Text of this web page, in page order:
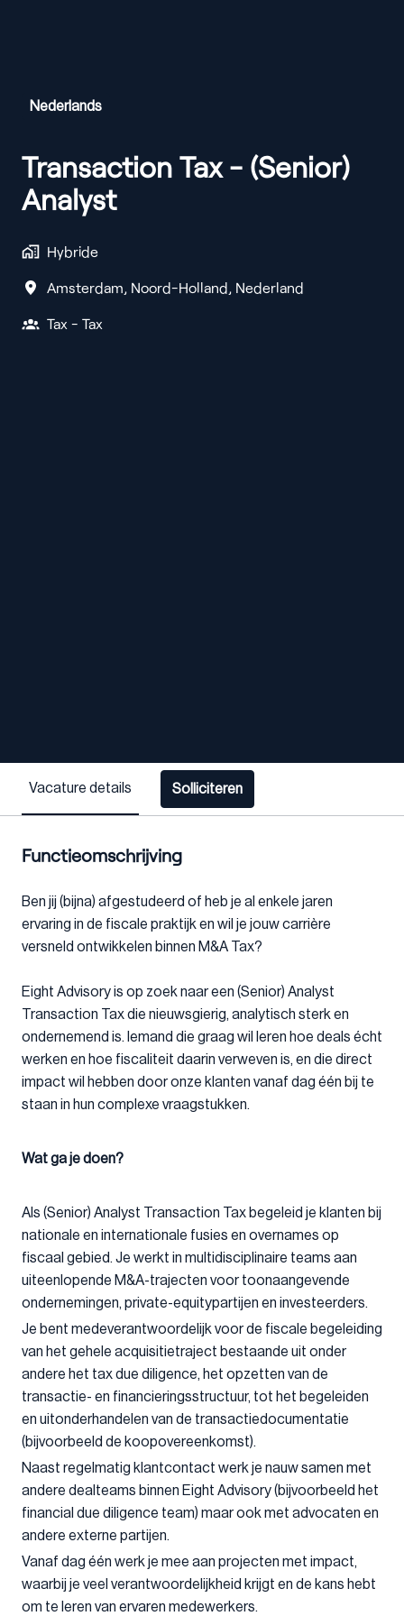
Nederlands
Transaction Tax - (Senior)
Analyst
Hybride
Amsterdam, Noord-Holland, Nederland
Tax - Tax
Vacature details Solliciteren
Functieomschrijving
Ben jij (bijna) afgestudeerd of heb je al enkele jaren
ervaring in de fiscale praktijk en wil je jouw carrière
versneld ontwikkelen binnen M&A Tax?
Eight Advisory is op zoek naar een (Senior) Analyst
Transaction Tax die nieuwsgierig, analytisch sterk en
ondernemend is. Iemand die graag wil leren hoe deals écht
werken en hoe fiscaliteit daarin verweven is, en die direct
impact wil hebben door onze klanten vanaf dag één bij te
staan in hun complexe vraagstukken.
Wat ga je doen?
Als (Senior) Analyst Transaction Tax begeleid je klanten bij
nationale en internationale fusies en overnames op
fiscaal gebied. Je werkt in multidisciplinaire teams aan
uiteenlopende M&A-trajecten voor toonaangevende
ondernemingen, private-equitypartijen en investeerders.
Je bent medeverantwoordelijk voor de fiscale begeleiding
van het gehele acquisitietraject bestaande uit onder
andere het tax due diligence, het opzetten van de
transactie- en financieringsstructuur, tot het begeleiden
en uitonderhandelen van de transactiedocumentatie
(bijvoorbeeld de koopovereenkomst).
Naast regelmatig klantcontact werk je nauw samen met
andere dealteams binnen Eight Advisory (bijvoorbeeld het
financial due diligence team) maar ook met advocaten en
andere externe partijen.
Vanaf dag één werk je mee aan projecten met impact,
waarbij je veel verantwoordelijkheid krijgt en de kans hebt
om te leren van ervaren medewerkers.